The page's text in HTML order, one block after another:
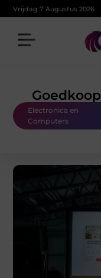
Vrijdag 7 Augustus 2026
Electronica en
Computers